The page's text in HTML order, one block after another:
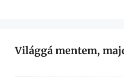
Világgá mentem,